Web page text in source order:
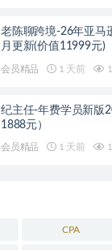
老陈聊跨境-26年亚马
月更新(价值11999元)
会员精品 1 天前
纪主任-年费学员新版
1888元）
会员精品 1 天前
CPA